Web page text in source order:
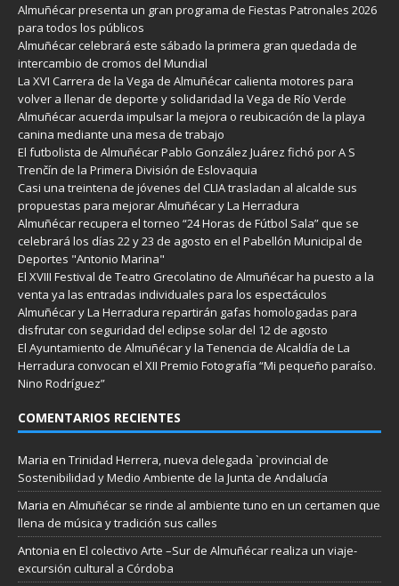
Almuñécar presenta un gran programa de Fiestas Patronales 2026
para todos los públicos
Almuñécar celebrará este sábado la primera gran quedada de
intercambio de cromos del Mundial
La XVI Carrera de la Vega de Almuñécar calienta motores para
volver a llenar de deporte y solidaridad la Vega de Río Verde
Almuñécar acuerda impulsar la mejora o reubicación de la playa
canina mediante una mesa de trabajo
El futbolista de Almuñécar Pablo González Juárez fichó por A S
Trenčín de la Primera División de Eslovaquia
Casi una treintena de jóvenes del CLIA trasladan al alcalde sus
propuestas para mejorar Almuñécar y La Herradura
Almuñécar recupera el torneo “24 Horas de Fútbol Sala” que se
celebrará los días 22 y 23 de agosto en el Pabellón Municipal de
Deportes "Antonio Marina"
El XVIII Festival de Teatro Grecolatino de Almuñécar ha puesto a la
venta ya las entradas individuales para los espectáculos
Almuñécar y La Herradura repartirán gafas homologadas para
disfrutar con seguridad del eclipse solar del 12 de agosto
El Ayuntamiento de Almuñécar y la Tenencia de Alcaldía de La
Herradura convocan el XII Premio Fotografía “Mi pequeño paraíso.
Nino Rodríguez”
COMENTARIOS RECIENTES
Maria en Trinidad Herrera, nueva delegada `provincial de
Sostenibilidad y Medio Ambiente de la Junta de Andalucía
Maria en Almuñécar se rinde al ambiente tuno en un certamen que
llena de música y tradición sus calles
Antonia en El colectivo Arte –Sur de Almuñécar realiza un viaje-
excursión cultural a Córdoba